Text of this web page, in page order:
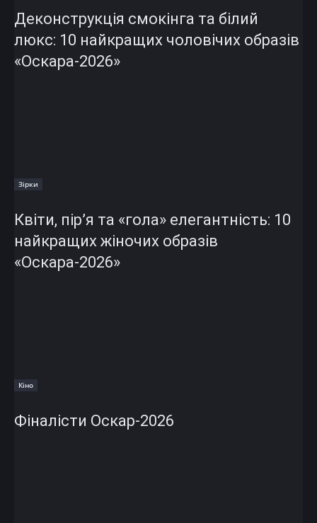
Деконструкція смокінга та білий
люкс: 10 найкращих чоловічих образів
«Оскара-2026»
Зірки
Квіти, пір’я та «гола» елегантність: 10
найкращих жіночих образів
«Оскара-2026»
Кіно
Фіналісти Оскар-2026